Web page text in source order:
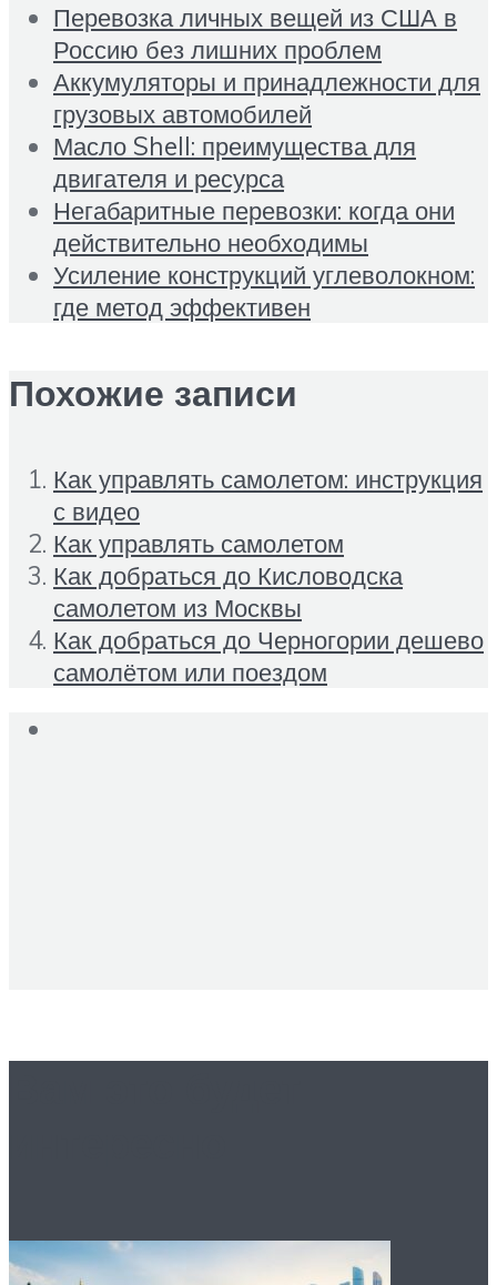
Перевозка личных вещей из США в
Россию без лишних проблем
Аккумуляторы и принадлежности для
грузовых автомобилей
Масло Shell: преимущества для
двигателя и ресурса
Негабаритные перевозки: когда они
действительно необходимы
Усиление конструкций углеволокном:
где метод эффективен
Похожие записи
Как управлять самолетом: инструкция
с видео
Как управлять самолетом
Как добраться до Кисловодска
самолетом из Москвы
Как добраться до Черногории дешево
самолётом или поездом